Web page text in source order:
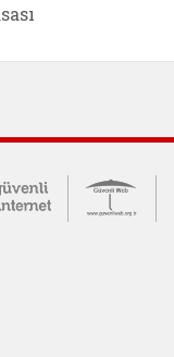
Merkezi
Güvende (yeni
Güvenli